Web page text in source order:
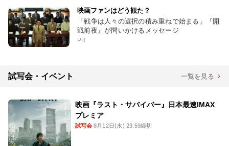
映画ファンはどう観た？
「戦争は人々の選択の積み重ねで始まる」『開
戦前夜』が問いかけるメッセージ
PR
試写会・イベント 一覧を見る
映画『ラスト・サバイバー』日本最速IMAX
プレミア
試写会 8月12日(水) 23:59締切